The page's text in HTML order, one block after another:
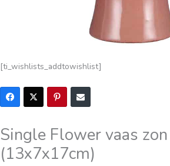
[ti_wishlists_addtowishlist]
Single Flower vaas
(13x7x17cm)